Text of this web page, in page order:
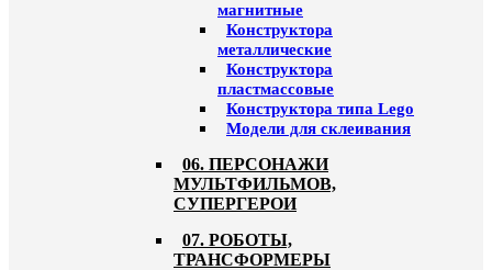
магнитные
Конструктора
металлические
Конструктора
пластмассовые
Конструктора типа Lego
Модели для склеивания
06. ПЕРСОНАЖИ
МУЛЬТФИЛЬМОВ,
СУПЕРГЕРОИ
07. РОБОТЫ,
ТРАНСФОРМЕРЫ